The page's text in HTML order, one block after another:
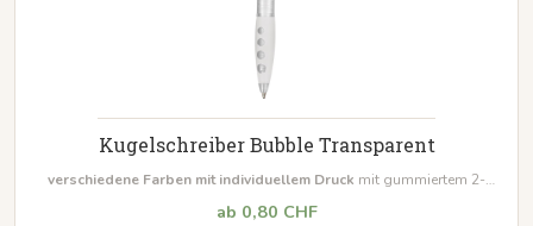
Kugelschreiber Bubble Transparent
verschiedene Farben mit individuellem Druck mit gummiertem 2-
Mindestbestellmenge 500 Stück
ab 0,80 CHF